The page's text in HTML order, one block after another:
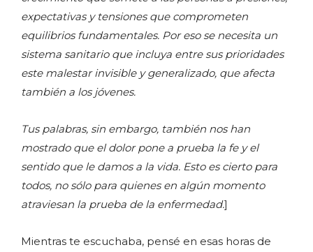
expectativas y tensiones que comprometen
equilibrios fundamentales. Por eso se necesita un
sistema sanitario que incluya entre sus prioridades
este malestar invisible y generalizado, que afecta
también a los jóvenes.
Tus palabras, sin embargo, también nos han
mostrado que el dolor pone a prueba la fe y el
sentido que le damos a la vida. Esto es cierto para
todos, no sólo para quienes en algún momento
atraviesan la prueba de la enfermedad.]
Mientras te escuchaba, pensé en esas horas de